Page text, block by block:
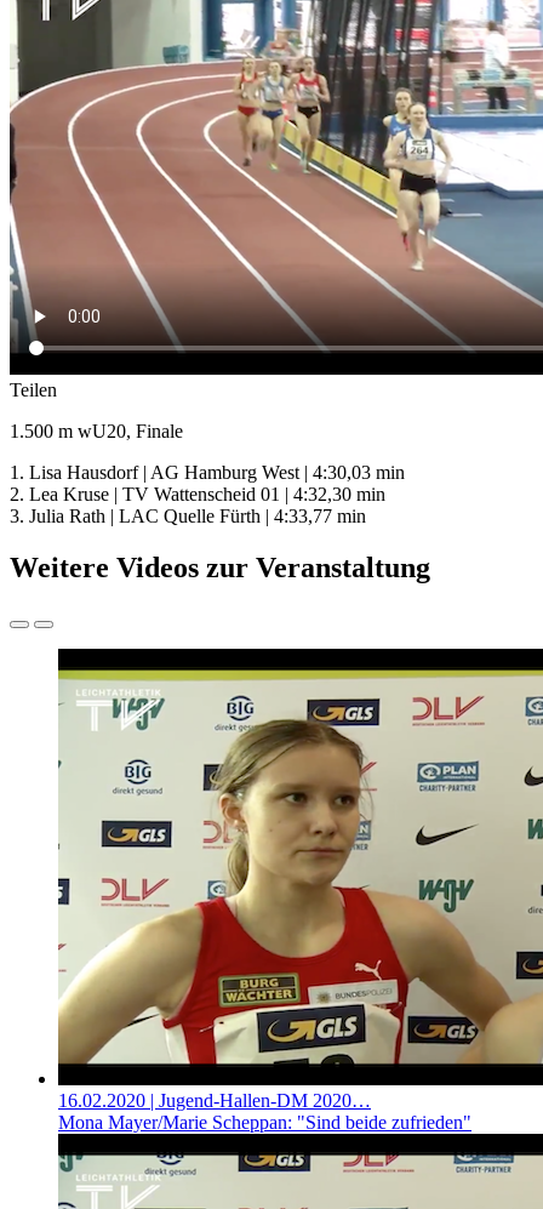
Teilen
1.500 m wU20, Finale
1. Lisa Hausdorf | AG Hamburg West | 4:30,03 min
2. Lea Kruse | TV Wattenscheid 01 | 4:32,30 min
3. Julia Rath | LAC Quelle Fürth | 4:33,77 min
Weitere Videos zur Veranstaltung
16.02.2020 | Jugend-Hallen-DM 2020…
Mona Mayer/Marie Scheppan: "Sind beide zufrieden"